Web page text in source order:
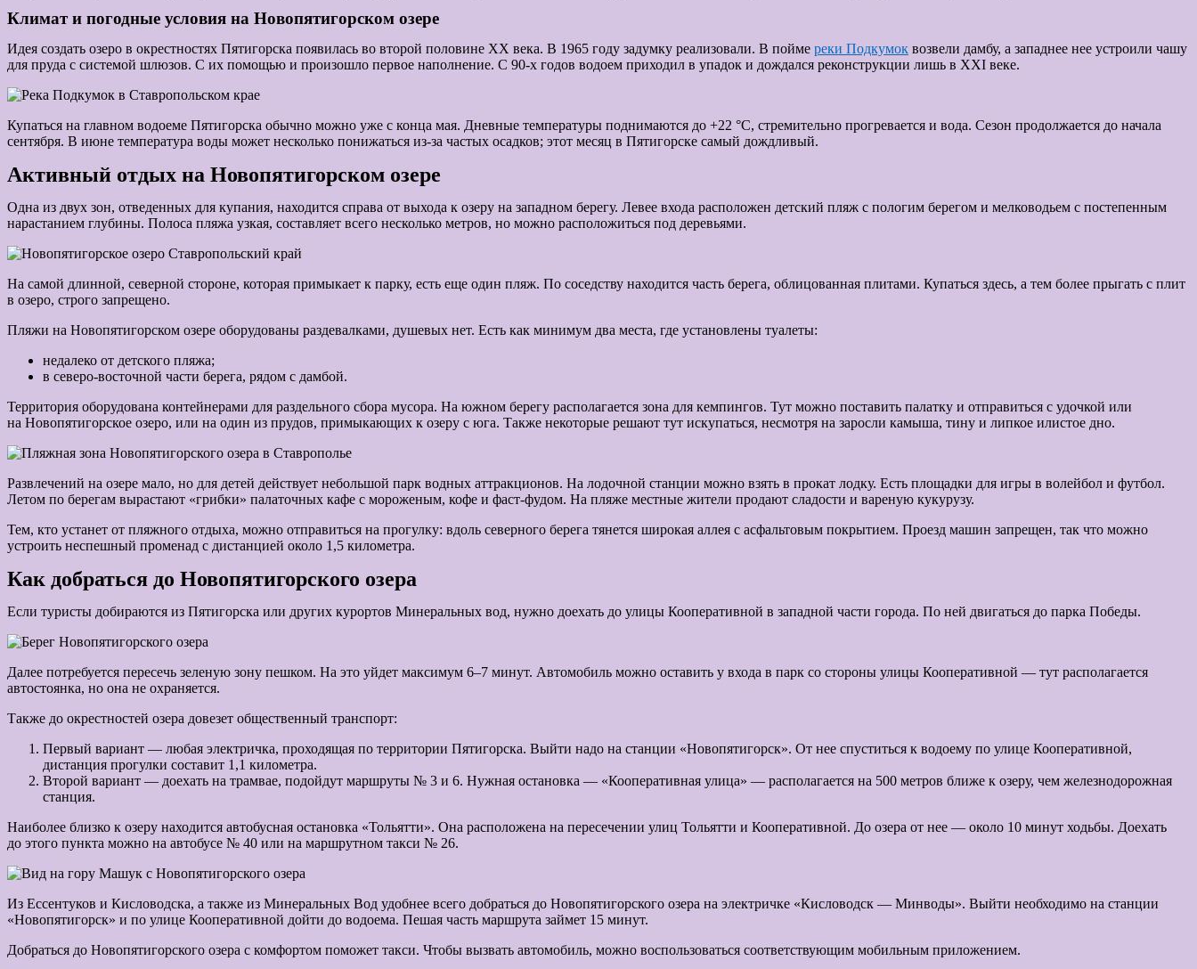
Климат и погодные условия на Новопятигорском озере
Идея создать озеро в окрестностях Пятигорска появилась во второй половине XX века. В 1965 году задумку реализовали. В пойме реки Подкумок возвели дамбу, а западнее нее устроили чашу
для пруда с системой шлюзов. С их помощью и произошло первое наполнение. С 90-х годов водоем приходил в упадок и дождался реконструкции лишь в XXI веке.
Купаться на главном водоеме Пятигорска обычно можно уже с конца мая. Дневные температуры поднимаются до +22 °C, стремительно прогревается и вода. Сезон продолжается до начала
сентября. В июне температура воды может несколько понижаться из-за частых осадков; этот месяц в Пятигорске самый дождливый.
Активный отдых на Новопятигорском озере
Одна из двух зон, отведенных для купания, находится справа от выхода к озеру на западном берегу. Левее входа расположен детский пляж с пологим берегом и мелководьем с постепенным
нарастанием глубины. Полоса пляжа узкая, составляет всего несколько метров, но можно расположиться под деревьями.
На самой длинной, северной стороне, которая примыкает к парку, есть еще один пляж. По соседству находится часть берега, облицованная плитами. Купаться здесь, а тем более прыгать с плит
в озеро, строго запрещено.
Пляжи на Новопятигорском озере оборудованы раздевалками, душевых нет. Есть как минимум два места, где установлены туалеты:
недалеко от детского пляжа;
в северо-восточной части берега, рядом с дамбой.
Территория оборудована контейнерами для раздельного сбора мусора. На южном берегу располагается зона для кемпингов. Тут можно поставить палатку и отправиться с удочкой или
на Новопятигорское озеро, или на один из прудов, примыкающих к озеру с юга. Также некоторые решают тут искупаться, несмотря на заросли камыша, тину и липкое илистое дно.
Развлечений на озере мало, но для детей действует небольшой парк водных аттракционов. На лодочной станции можно взять в прокат лодку. Есть площадки для игры в волейбол и футбол.
Летом по берегам вырастают «грибки» палаточных кафе с мороженым, кофе и фаст-фудом. На пляже местные жители продают сладости и вареную кукурузу.
Тем, кто устанет от пляжного отдыха, можно отправиться на прогулку: вдоль северного берега тянется широкая аллея с асфальтовым покрытием. Проезд машин запрещен, так что можно
устроить неспешный променад с дистанцией около 1,5 километра.
Как добраться до Новопятигорского озера
Если туристы добираются из Пятигорска или других курортов Минеральных вод, нужно доехать до улицы Кооперативной в западной части города. По ней двигаться до парка Победы.
Далее потребуется пересечь зеленую зону пешком. На это уйдет максимум 6–7 минут. Автомобиль можно оставить у входа в парк со стороны улицы Кооперативной — тут располагается
автостоянка, но она не охраняется.
Также до окрестностей озера довезет общественный транспорт:
Первый вариант — любая электричка, проходящая по территории Пятигорска. Выйти надо на станции «Новопятигорск». От нее спуститься к водоему по улице Кооперативной,
дистанция прогулки составит 1,1 километра.
Второй вариант — доехать на трамвае, подойдут маршруты № 3 и 6. Нужная остановка — «Кооперативная улица» — располагается на 500 метров ближе к озеру, чем железнодорожная
станция.
Наиболее близко к озеру находится автобусная остановка «Тольятти». Она расположена на пересечении улиц Тольятти и Кооперативной. До озера от нее — около 10 минут ходьбы. Доехать
до этого пункта можно на автобусе № 40 или на маршрутном такси № 26.
Из Ессентуков и Кисловодска, а также из Минеральных Вод удобнее всего добраться до Новопятигорского озера на электричке «Кисловодск — Минводы». Выйти необходимо на станции
«Новопятигорск» и по улице Кооперативной дойти до водоема. Пешая часть маршрута займет 15 минут.
Добраться до Новопятигорского озера с комфортом поможет такси. Чтобы вызвать автомобиль, можно воспользоваться соответствующим мобильным приложением.